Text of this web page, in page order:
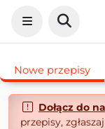
Nowe przepisy
Dołącz do
przepisy,